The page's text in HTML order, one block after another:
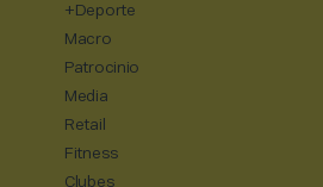
+Deporte
Macro
Patrocinio
Media
Retail
Fitness
Clubes